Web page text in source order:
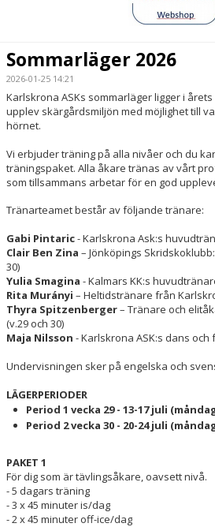
KONTAKT
DOKUMENT
Sommarläger 2026
2026-01-25 14:21
Karlskrona ASKs sommarläger ligger i
upplev skärgårdsmiljön med möjlighet till
hörnet.
Vi erbjuder träning på alla nivåer och du
träningspaket. Alla åkare tränas av vårt
som tillsammans arbetar för en god
Tränarteamet består av följande tränare:
Gabi Pintaric- Karlskrona Ask:s
Clair Ben Zina – Jönköpings
30)
Yulia Smagina - Kalmars KK:s
Rita Murányi – Heltidstränare från
Thyra Spitzenberger– Tränare och
(v.29 och 30)
Maja Nilsson - Karlskrona ASK:s dans och
Undervisningen sker på engelska och
LÄGERPERIODER
Period 1 vecka 29 - 13-17 juli
Period 2 vecka 30 - 20-24 juli
PAKET 1
För dig som är tävlingsåkare, oavsett nivå.
- 5 dagars träning
- 3 x 45 minuter is/dag
- 2 x 45 minuter off-ice/dag